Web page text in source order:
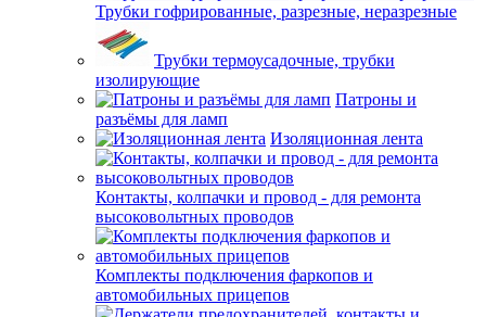
Трубки гофрированные, разрезные, неразрезные
Трубки термоусадочные, трубки
изолирующие
Патроны и
разъёмы для ламп
Изоляционная лента
Контакты, колпачки и провод - для ремонта
высоковольтных проводов
Комплекты подключения фаркопов и
автомобильных прицепов